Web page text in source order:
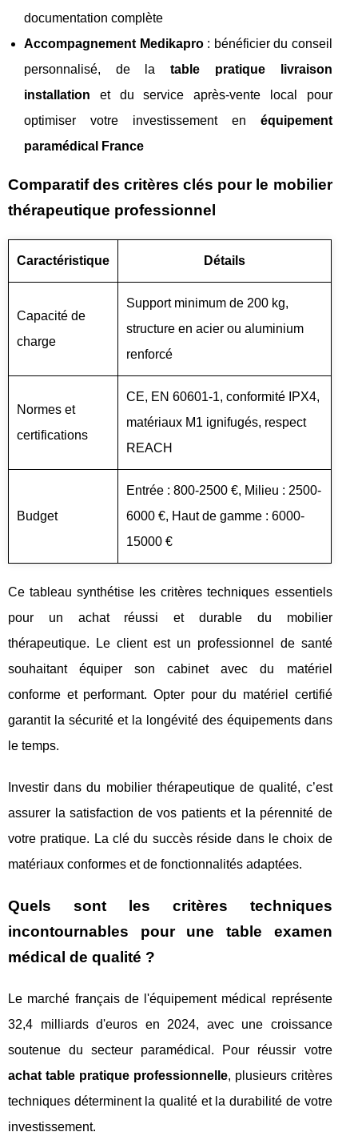
documentation complète
Accompagnement Medikapro: bénéficier du conseil
personnalisé, de latable pratique livraison
installation et du service après-vente local pour
optimiser votre investissement en équipement
paramédical France
Comparatif des critères clés pour le mobilier
thérapeutique professionnel
Caractéristique Détails
Capacité de
charge
Support minimum de 200 kg,
structure en acier ou aluminium
renforcé
Normes et
certifications
CE, EN 60601-1, conformité IPX4,
matériaux M1 ignifugés, respect
REACH
Budget
Entrée : 800-2500 €, Milieu : 2500-
6000 €, Haut de gamme : 6000-
15000 €
Ce tableau synthétise les critères techniques essentiels
pour un achat réussi et durable du mobilier
thérapeutique. Le client est un professionnel de santé
souhaitant équiper son cabinet avec du matériel
conforme et performant. Opter pour du matériel certifié
garantit la sécurité et la longévité des équipements dans
le temps.
Investir dans du mobilier thérapeutique de qualité, c’est
assurer la satisfaction de vos patients et la pérennité de
votre pratique. La clé du succès réside dans le choix de
matériaux conformes et de fonctionnalités adaptées.
Quels sont les critères techniques
incontournables pour une table examen
médical de qualité ?
Le marché français de l'équipement médical représente
32,4 milliards d'euros en 2024, avec une croissance
soutenue du secteur paramédical. Pour réussir votre
achat table pratique professionnelle, plusieurs critères
techniques déterminent la qualité et la durabilité de votre
investissement.